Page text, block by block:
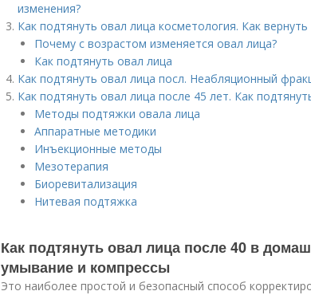
изменения?
Как подтянуть овал лица косметология. Как
Почему с возрастом изменяется овал лица?
Как подтянуть овал лица
Как подтянуть овал лица посл. Неабляционный
Как подтянуть овал лица после 45 лет. Как
Методы подтяжки овала лица
Аппаратные методики
Инъекционные методы
Мезотерапия
Биоревитализация
Нитевая подтяжка
Как подтянуть овал лица после 40 в
умывание и компрессы
Это наиболее простой и безопасный способ